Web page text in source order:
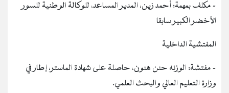
- مكلف بمهمة: أحمد زين، المدير المساعد، للوكالة الوطنية للسور
الأخضر الكبير سابقا
المفتشية الداخلية
- مفتشة: الوزنه حنن هنون، حاصلة على شهادة الماستر، إطار في
وزارة التعليم العالي والبحث العلمي.